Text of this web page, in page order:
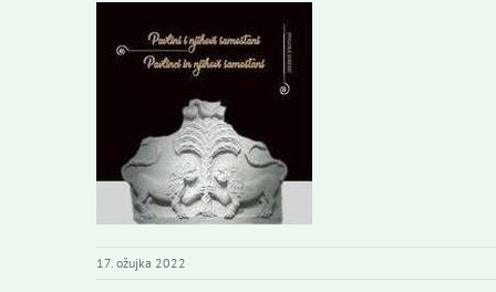
17. ožujka 2022